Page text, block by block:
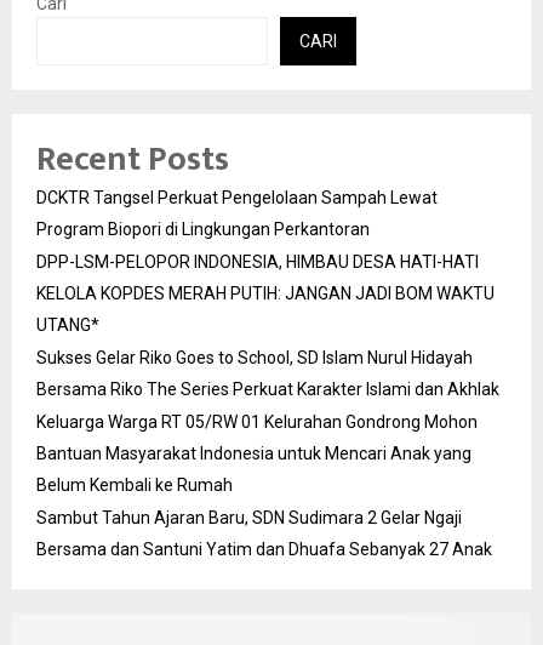
CARI
Recent Posts
DCKTR Tangsel Perkuat Pengelolaan Sampah Lewat
Program Biopori di Lingkungan Perkantoran
DPP-LSM-PELOPOR INDONESIA, HIMBAU DESA HATI-HATI
KELOLA KOPDES MERAH PUTIH: JANGAN JADI BOM WAKTU
UTANG*
Sukses Gelar Riko Goes to School, SD Islam Nurul Hidayah
Bersama Riko The Series Perkuat Karakter Islami dan Akhlak
Keluarga Warga RT 05/RW 01 Kelurahan Gondrong Mohon
Bantuan Masyarakat Indonesia untuk Mencari Anak yang
Belum Kembali ke Rumah
Sambut Tahun Ajaran Baru, SDN Sudimara 2 Gelar Ngaji
Bersama dan Santuni Yatim dan Dhuafa Sebanyak 27 Anak